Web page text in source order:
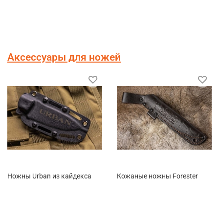
Аксессуары для ножей
Ножны Urban из кайдекса Кожаные ножны Forester